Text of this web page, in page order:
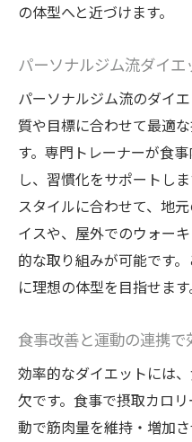
の体型へと近づけます。
パーソナルジム流ダイ
パーソナルジム流のダイ
質や目標に合わせて最適
す。専門トレーナーが食
し、習慣化をサポートし
スタイルに合わせて、地
イスや、屋外でのウォー
的な取り組みが可能です
に理想の体型を目指せます
食事改善と運動の連携で
効率的なダイエットには
欠です。食事で摂取カロ
動で筋肉量を維持・増加